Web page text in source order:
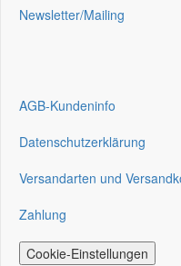
Newsletter/Mailing
AGB-Kundeninfo
Datenschutzerklärung
Versandarten und
Zahlung
Cookie-Einstellungen